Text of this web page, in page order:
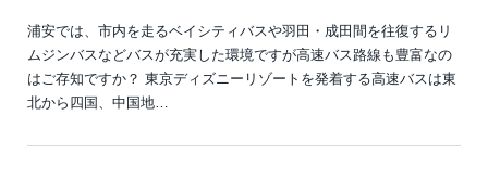
浦安では、市内を走るベイシティバスや羽田・成田間を往復するリ
ムジンバスなどバスが充実した環境ですが高速バス路線も豊富なの
はご存知ですか？ 東京ディズニーリゾートを発着する高速バスは東
北から四国、中国地…